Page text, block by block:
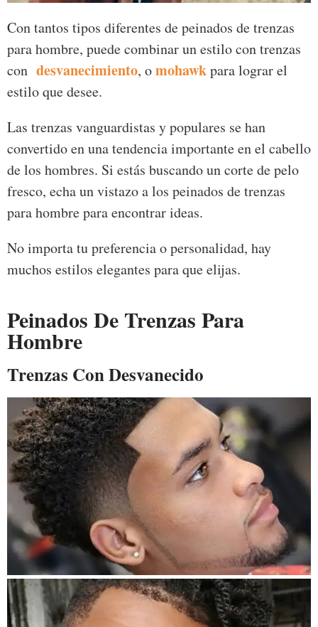
Con tantos tipos diferentes de peinados de trenzas
para hombre, puede combinar un estilo con trenzas
con desvanecimiento, omohawkpara lograr el
estilo que desee.
Las trenzas vanguardistas y populares se han
convertido en una tendencia importante en el cabello
de los hombres. Si estás buscando un corte de pelo
fresco, echa un vistazo a los peinados de trenzas
para hombre para encontrar ideas.
No importa tu preferencia o personalidad, hay
muchos estilos elegantes para que elijas.
Peinados De Trenzas Para
Hombre
Trenzas Con Desvanecido